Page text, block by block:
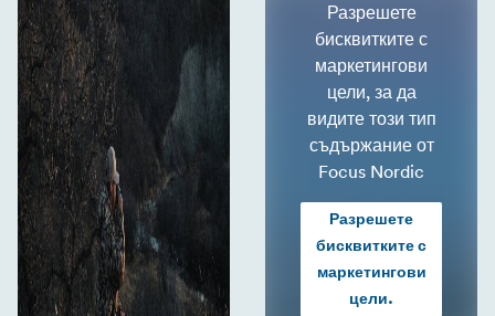
Разрешете
бисквитките с
маркетингови
цели, за да
видите този тип
съдържание от
Focus Nordic
Разрешете
бисквитките с
маркетингови
цели.